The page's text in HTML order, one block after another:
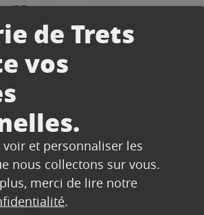
de Trets
vos
voir et personnaliser les
nous collectons sur vous.
merci de lire notre
.
est avant tout une
2026, deux de nos
vous accueillent :
Provence Cru Sainte-Victoire, le
Jas Monges, produit des vins
passion l’authenticité de son